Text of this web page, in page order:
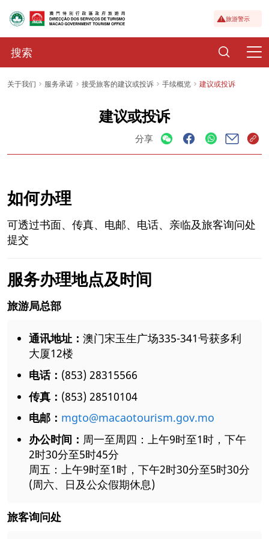
旅游警示
关于我们 服务承诺 接受旅客的建议或投诉 手续概览 建议或投诉
建议或投诉
分享
如何办理
可透过书面、传真、电邮、电话、亲临及旅客询问处
提交
服务办理地点及时间
旅游局总部
通讯地址： 澳门宋玉生广场335-341号获多利
大厦12楼
电话： (853) 28315566
传真： (853) 28510104
电邮： mgto@macaotourism.gov.mo
办公时间： 周一至周四：上午9时至1时，下午
2时30分至5时45分
周五：上午9时至1时，下午2时30分至5时30分
(周六、日及公众假期休息)
旅客询问处